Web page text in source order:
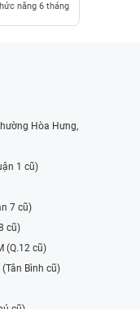
năng 6 tháng
Hòa Hưng,
1 cũ)
7 cũ)
cũ)
(Q.12 cũ)
Bình cũ)